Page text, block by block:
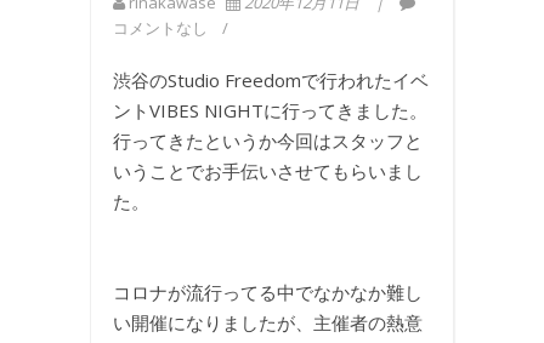
コメントなし
渋谷のStudio Freedomで行われたイベ
ントVIBES NIGHTに行ってきました。
行ってきたというか今回はスタッフと
いうことでお手伝いさせてもらいまし
た。
コロナが流行ってる中でなかなか難し
い開催になりましたが、主催者の熱意